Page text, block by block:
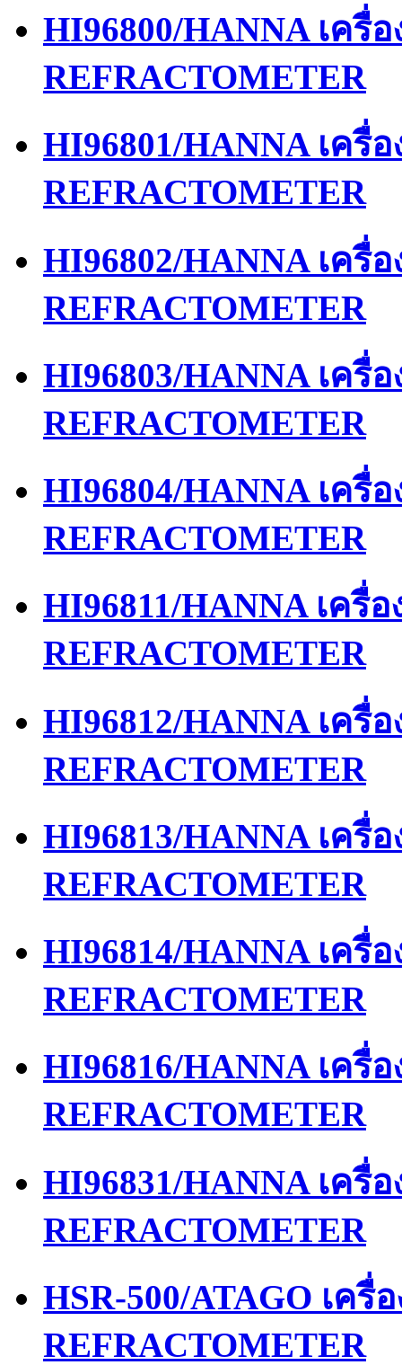
HI96800/HANNA เค
REFRACTOMETER
HI96801/HANNA เค
REFRACTOMETER
HI96802/HANNA เค
REFRACTOMETER
HI96803/HANNA เค
REFRACTOMETER
HI96804/HANNA เค
REFRACTOMETER
HI96811/HANNA เค
REFRACTOMETER
HI96812/HANNA เค
REFRACTOMETER
HI96813/HANNA เค
REFRACTOMETER
HI96814/HANNA เค
REFRACTOMETER
HI96816/HANNA เครื่
REFRACTOMETER
HI96831/HANNA เค
REFRACTOMETER
HSR-500/ATAGO เค
REFRACTOMETER